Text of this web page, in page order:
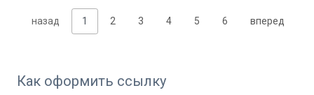
назад 1 2 3 4 5 6 вперед
Как оформить ссылку